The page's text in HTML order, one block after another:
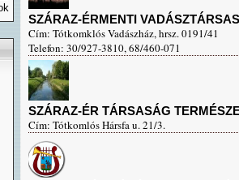
SZÁRAZ-ÉRMENTI
Cím: Tótkomklós Vadászház, hrsz. 0191/41
Telefon: 30/927-3810, 68/460-071
SZÁRAZ-ÉR TÁRSASÁG
Cím: Tótkomlós Hársfa u. 21/3.